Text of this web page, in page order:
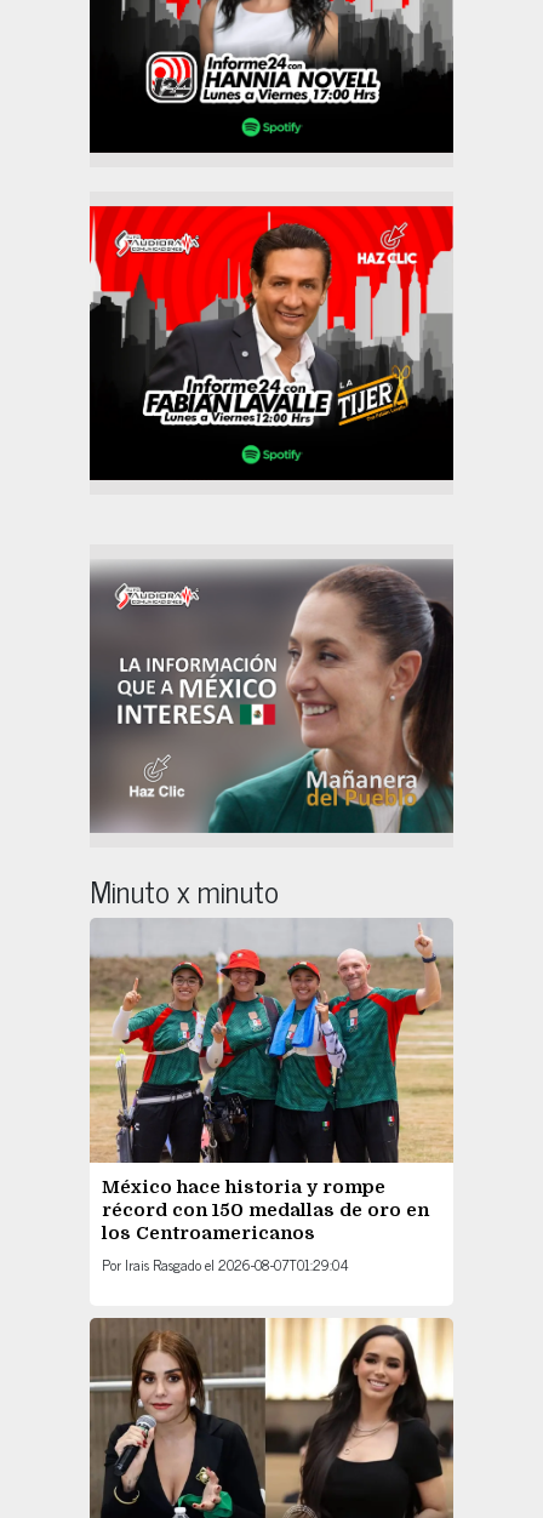
Minuto x minuto
México hace historia y rompe
récord con 150 medallas de oro en
los Centroamericanos
Por Irais Rasgadoel 2026-08-07T01:29:04